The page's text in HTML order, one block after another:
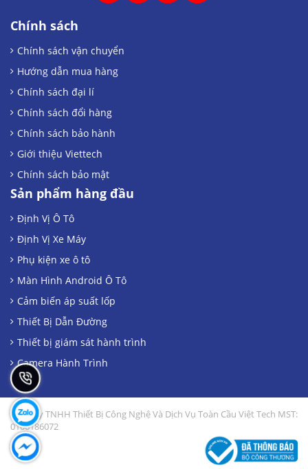
Chính sách
Chính sách vận chuyển
Hướng dẫn mua hàng
Chính sách đại lí
Chính sách đổi hàng
Chính sách bảo hành
Giới thiệu Viettech
Chính sách bảo mật
Sản phẩm hàng đầu
Định Vị Ô Tô
Định Vị Xe Máy
Phụ kiện xe ô tô
Màn Hình Android Ô Tô
Cảm biến áp suất lốp
Thiết Bị Dẫn Đường
Thiết bị giám sát hành trình
Camera Hành Trình
Công Ty TNHH Thiết Bị Công Nghệ Và Dịch Vụ Toàn Cầu Việt Tech MST:
0106186072